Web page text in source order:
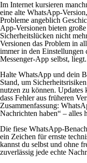
Im Internet kursieren
eine alte WhatsApp-
Probleme angeblich
App-Versionen bieten
Sicherheitslücken nicht
Versionen das Problem in
immer in den
Messenger-App selbst, liegt.
Halte WhatsApp und dein
Stand, um
nutzen zu können. Updates
dass Fehler aus früheren
Zusammenfassung:
Nachrichten haben“ – alles
Die fiese WhatsApp-
ein Zeichen für ernste
kannst du selbst und ohne
zuverlässig jede echte